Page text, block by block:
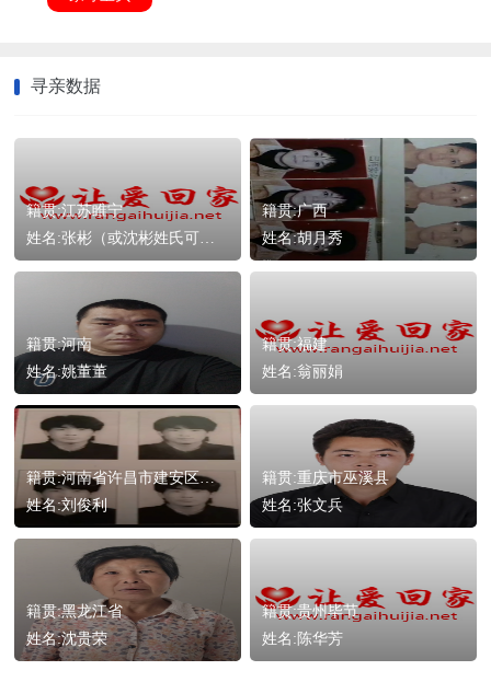
寻亲数据
姓名:张彬（或沈彬姓氏可能有变化）
籍贯:江苏睢宁
姓名:胡月秀
籍贯:广西
姓名:姚董董
籍贯:河南
姓名:翁丽娟
籍贯:福建
姓名:刘俊利
籍贯:河南省许昌市建安区，河街乡双龙村
姓名:张文兵
籍贯:重庆市巫溪县
姓名:沈贵荣
籍贯:黑龙江省
姓名:陈华芳
籍贯:贵州毕节